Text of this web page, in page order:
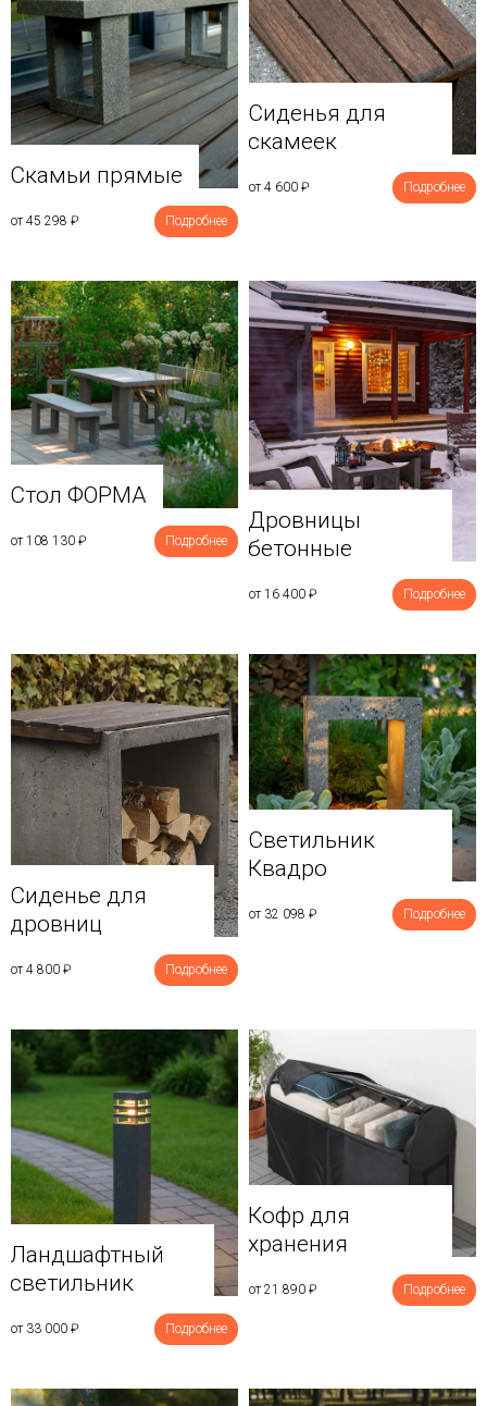
Скамьи прямые
от 45 298 ₽ Подробнее
Сиденья для
скамеек
от 4 600 ₽ Подробнее
Стол ФОРМА
от 108 130 ₽ Подробнее
Дровницы
бетонные
от 16 400 ₽ Подробнее
Сиденье для
дровниц
от 4 800 ₽ Подробнее
Светильник
Квадро
от 32 098 ₽ Подробнее
Ландшафтный
светильник
от 33 000 ₽ Подробнее
Кофр для
хранения
от 21 890 ₽ Подробнее